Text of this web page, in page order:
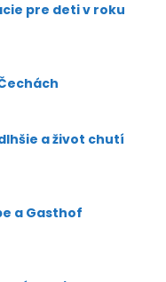
pre deti v roku
a život chutí
a Gasthof